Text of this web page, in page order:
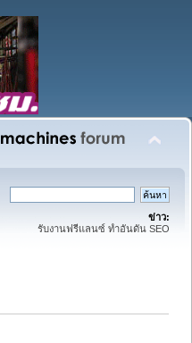
ข่าว:
รับงานฟรีแลนซ์ ทำอันดัน SEO